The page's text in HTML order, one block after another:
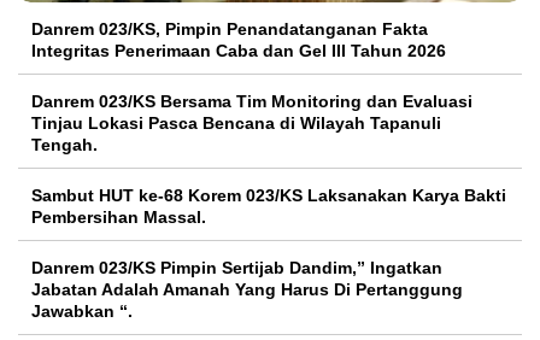
Danrem 023/KS, Pimpin Penandatanganan Fakta
Integritas Penerimaan Caba dan Gel III Tahun 2026
Danrem 023/KS Bersama Tim Monitoring dan Evaluasi
Tinjau Lokasi Pasca Bencana di Wilayah Tapanuli
Tengah.
Sambut HUT ke-68 Korem 023/KS Laksanakan Karya Bakti
Pembersihan Massal.
Danrem 023/KS Pimpin Sertijab Dandim,” Ingatkan
Jabatan Adalah Amanah Yang Harus Di Pertanggung
Jawabkan “.